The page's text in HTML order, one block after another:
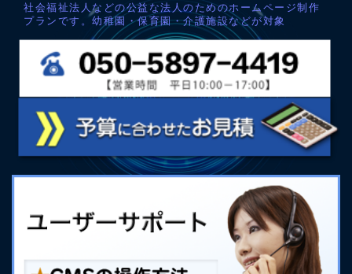
社会福祉法人などの公益な法人のためのホームページ制作
プランです。幼稚園・保育園・介護施設などが対象